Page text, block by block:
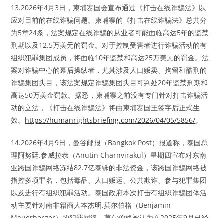
13.2026年4月3日，柬埔寨国会宣布通过《打击在线诈骗法》以
应对目前的在线诈骗问题。柬埔寨的《打击在线诈骗法》总共分
为5章24条，法案规定在线诈骗的从业者可能面临高达5年的监禁
刑期以及12.5万美元的罚金。对于控制受害者进行诈骗活动的有
组织犯罪集团成员，将面临10年监禁和高达25万美元的罚金。法
案对诈骗中心的幕后操纵者，尤其涉及人口贩卖、拘留和酷刑的
诈骗集团头目，该法案规定诈骗集团头目可判处20年监禁刑期和
高达50万美金罚款。据悉，柬埔寨之前没有专门针对打击诈骗活
动的立法，《打击在线诈骗法》将由柬埔寨国王签字后正式生
效。 https://humanrightsbriefing.com/2026/04/05/5856/。
14.2026年4月9日，曼谷邮报（Bangkok Post）报道称，泰国总
理阿努廷.参威拉恭（Anutin Charnvirakul）星期四宣布对东南
亚跨国诈骗网络冻结82.7亿泰铢的非法资金，该跨国诈骗网络被
指控多项罪名，包括毒品、人口贩运、公共欺诈、参与犯罪集团
以及进行有组织犯罪活动。泰国政府本次打击有组织诈骗团体活
动主要针对南非籍商人本杰明.莫尔伯格（Benjamin